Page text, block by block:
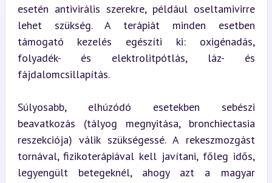
esetén antivirális szerekre, például oseltamivirre
lehet szükség. A terápiát minden esetben
támogató kezelés egészíti ki: oxigénadás,
folyadék- és elektrolitpótlás, láz- és
fájdalomcsillapítás.
Súlyosabb, elhúzódó esetekben sebészi
beavatkozás (tályog megnyitása, bronchiectasia
reszekciója) válik szükségessé. A rekeszmozgást
tornával, fizikoterápiával kell javítani, főleg idős,
legyengült betegeknél, ahogy azt a magyar